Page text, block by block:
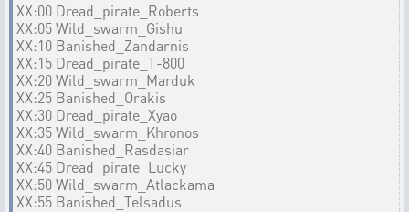
XX:00 Dread_pirate_Roberts
XX:05 Wild_swarm_Gishu
XX:10 Banished_Zandarnis
XX:15 Dread_pirate_T-800
XX:20 Wild_swarm_Marduk
XX:25 Banished_Orakis
XX:30 Dread_pirate_Xyao
XX:35 Wild_swarm_Khronos
XX:40 Banished_Rasdasiar
XX:45 Dread_pirate_Lucky
XX:50 Wild_swarm_Atlackama
XX:55 Banished_Telsadus